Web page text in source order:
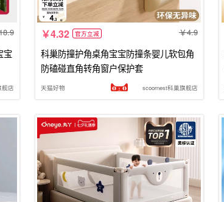
宝
舰店
4.32 官方立减 4.9
科巢防撞护角桌角宝宝防撞条婴儿软包角
防磕碰直角转角窗户保护套
天猫好物 scoornest科巢旗舰店